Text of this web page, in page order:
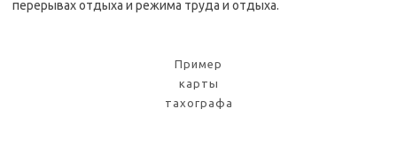
перерывах отдыха и режима труда и отдыха.
Пример
карты
тахографа